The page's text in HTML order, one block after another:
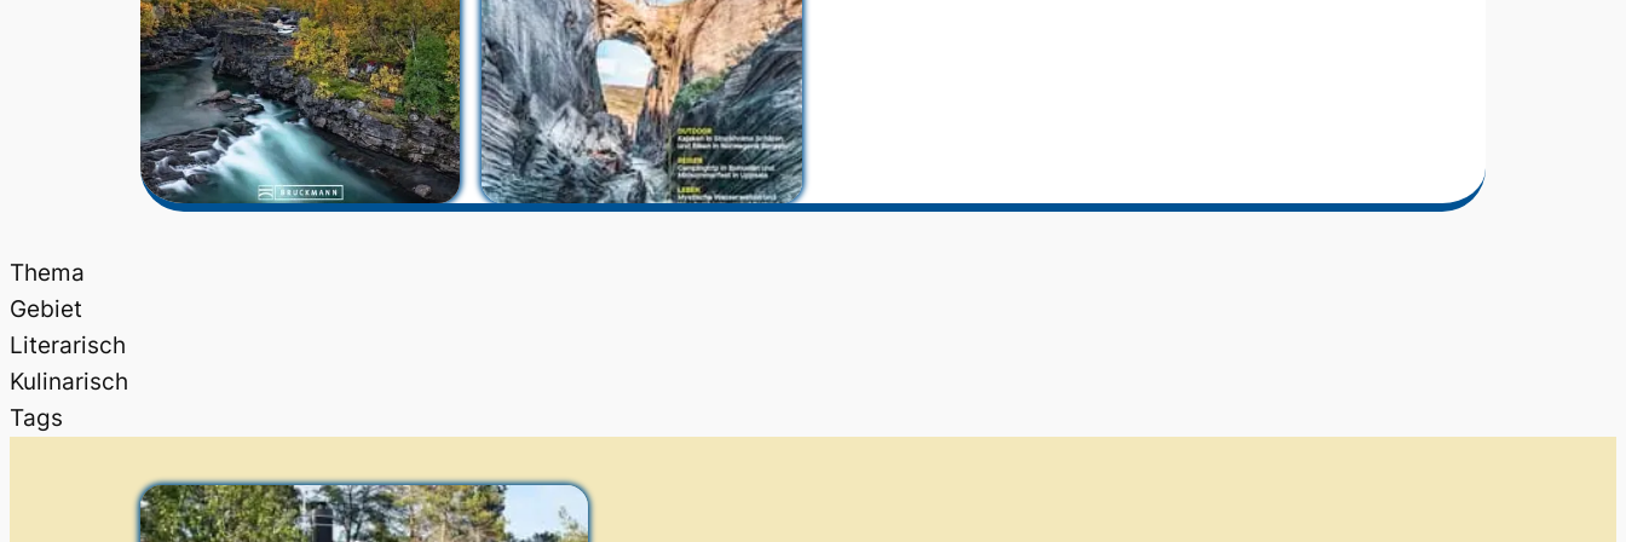
Thema
Gebiet
Literarisch
Kulinarisch
Tags